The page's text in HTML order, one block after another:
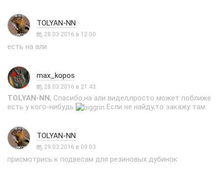
TOLYAN-NN
28.03.2016 в 12:00
есть на али
max_kopos
28.03.2016 в 21:43
TOLYAN-NN, Спасибо,на али видел,просто может поближе
есть у кого-нибудь
Если не найду,то закажу там.
TOLYAN-NN
29.03.2016 в 09:03
присмотрись к подвесам для резиновых дубинок